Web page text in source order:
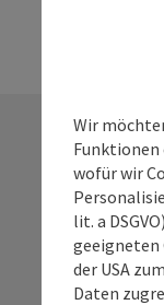
Wir
Funktionen
wofür wir
lit. a
geeigneten
der USA
Daten